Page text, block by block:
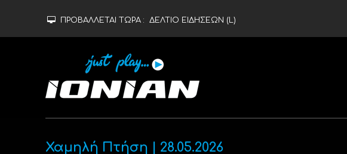
ΠΡΟΒΑΛΛΕΤΑΙ ΤΩΡΑ : ΔΕΛΤΙΟ ΕΙΔΗΣΕΩΝ (L)
Χαμηλή Πτήση | 28.05.2026